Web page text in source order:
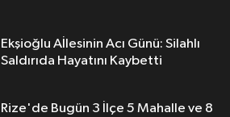
Ekşioğlu Aİlesinin Acı Günü: Silahlı
Saldırıda Hayatını Kaybetti
Rize'de Bugün 3 İlçe 5 Mahalle ve 8